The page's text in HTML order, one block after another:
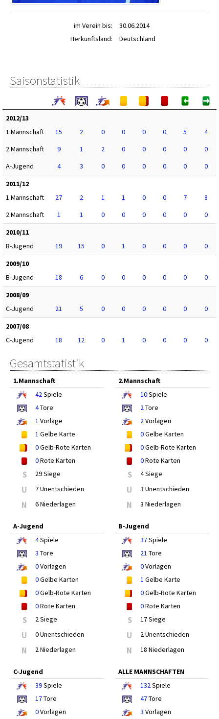
im Verein bis:
30.06.2014
Herkunftsland:
Deutschland
Saisonstatistik
2012/13
1.Mannschaft
15 2 0 0 0 0 5
4
2.Mannschaft
9 1 2 0 0 0 0
0
A-Jugend
4 3 0 0 0 0 0
0
2011/12
1.Mannschaft
27 2 1 1 0 0 7
8
2.Mannschaft
1 1 0 0 0 0 0
0
2010/11
B-Jugend
19 15 0 1 0 0 0
0
2009/10
B-Jugend
18 6 0 0 0 0 0
0
2008/09
C-Jugend
21 5 0 0 0 0 0
0
2007/08
C-Jugend
18 12 0 1 0 0 0 0
Gesamtstatistik
1.Mannschaft
42Spiele
4Tore
1 Vorlage
1 Gelbe Karte
0Gelb-Rote Karten
0Rote Karten
S 29 Siege
U 7 Unentschieden
N 6 Niederlagen
2.Mannschaft
10Spiele
2Tore
2Vorlagen
0Gelbe Karten
0Gelb-Rote Karten
0Rote Karten
S 4 Siege
U 3 Unentschieden
N 3 Niederlagen
A-Jugend
4Spiele
3 Tore
0Vorlagen
0Gelbe Karten
0Gelb-Rote Karten
0Rote Karten
S 2 Siege
U 0 Unentschieden
N 2 Niederlagen
B-Jugend
37Spiele
21 Tore
0Vorlagen
1 Gelbe Karte
0Gelb-Rote Karten
0Rote Karten
S 17 Siege
U 2 Unentschieden
N 18 Niederlagen
C-Jugend
39Spiele
17Tore
0Vorlagen
ALLE MANNSCHAFTEN
132Spiele
47Tore
3 Vorlagen